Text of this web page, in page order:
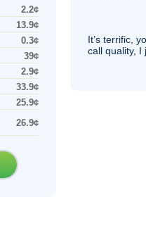
2.2¢
13.9¢
0.3¢
39¢
2.9¢
33.9¢
25.9¢
26.9¢
It’s terrific,
call quality, I